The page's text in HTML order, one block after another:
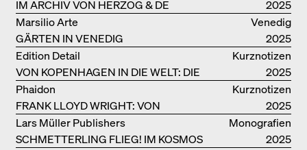
IM ARCHIV VON HERZOG & DE
MEURON
2025
Venedig
GÄRTEN IN VENEDIG
Marsilio Arte
2025
Kurznotizen
VON KOPENHAGEN IN DIE WELT: DIE
BJARKE INGELS GROUP
Edition Detail
2025
Kurznotizen
FRANK LLOYD WRIGHT: VON
FALLINGWATER BIS ZUM ROBBIE
HOUSE
Phaidon
2025
Monografien
SCHMETTERLING FLIEG! IM KOSMOS
Lars Müller Publishers
2025